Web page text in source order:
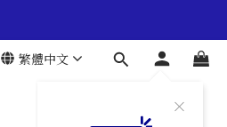
繁體中文